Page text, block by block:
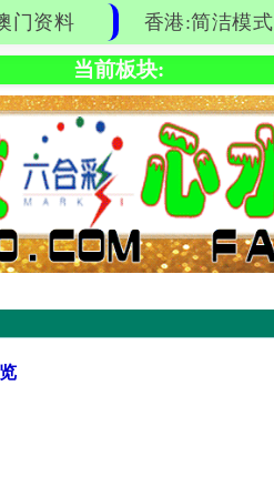
门资料 香港:简洁模式
当前板块: